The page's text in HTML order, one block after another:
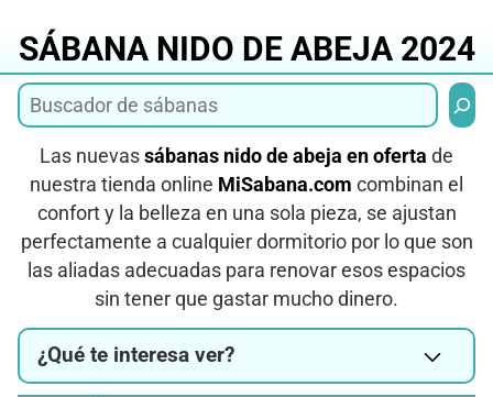
contenido
SÁBANA NIDO DE ABEJA 2024
Las nuevas sábanas nido de abeja en oferta de
nuestra tienda online MiSabana.com combinan el
confort y la belleza en una sola pieza, se ajustan
perfectamente a cualquier dormitorio por lo que son
las aliadas adecuadas para renovar esos espacios
sin tener que gastar mucho dinero.
¿Qué te interesa ver?